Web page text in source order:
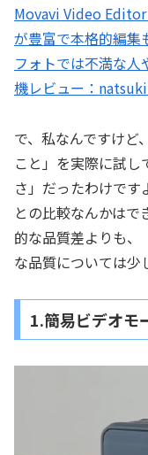
Movavi Video
が豊富で本格的編
フォトでは不満な
機レビュー：natsuki
で、私なんですけど
こと」を実際に試
さ」だったわけです
との比較なんかはで
的な品質差よりも、
な品質については少
1.簡易ビデオモ